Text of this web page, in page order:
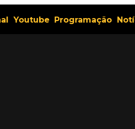
Youtube Programação